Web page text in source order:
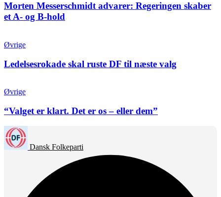
Morten Messerschmidt advarer: Regeringen skaber
et A- og B-hold
Øvrige
Ledelsesrokade skal ruste DF til næste valg
Øvrige
“Valget er klart. Det er os – eller dem”
Dansk Folkeparti